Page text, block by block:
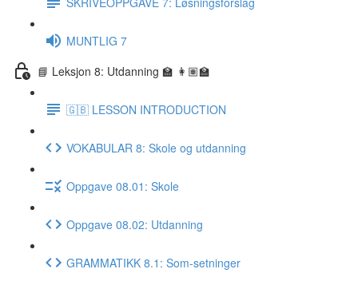
MUNTLIG 7
📘 Leksjon 8: Utdanning 🏫 👩🏽‍🏫
🇬🇧 LESSON INTRODUCTION
VOKABULAR 8: Skole og utdanning
Oppgave 08.01: Skole
Oppgave 08.02: Utdanning
GRAMMATIKK 8.1: Som-setninger